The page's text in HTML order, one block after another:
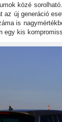
közé
az új generáció
is
egy kis